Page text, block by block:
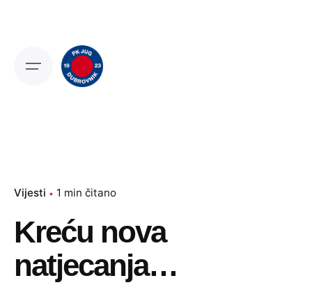
Vijesti 1 min čitano
Kreću nova
natjecanja…